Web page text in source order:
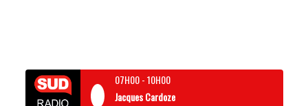
07H00-10H00
Jacques Cardoze